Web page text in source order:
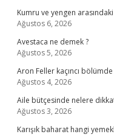
Kumru ve yengen
Ağustos 6, 2026
Avestaca ne demek ?
Ağustos 5, 2026
Aron Feller kaçıncı
Ağustos 4, 2026
Aile bütçesinde nelere
Ağustos 3, 2026
Karışık baharat hangi